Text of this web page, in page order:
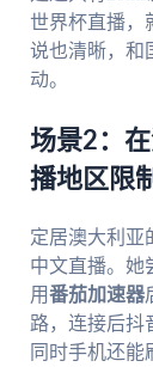
世界杯直播，
说也清晰，和
动。
场景2：
播地区限
定居澳大利亚
中文直播。她
用番茄加速器
路，连接后抖
同时手机还能